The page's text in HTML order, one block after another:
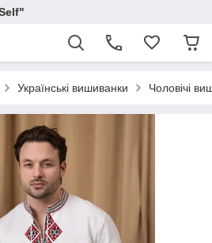
Українські вишиванки Чоловічі